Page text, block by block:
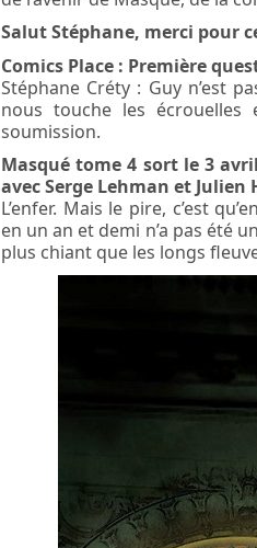
Salut Stéphane, merci pour
Comics Place : Première
Stéphane Créty : Guy n’est
nous touche les
soumission.
Masqué tome 4 sort le 3
avec Serge Lehman et Julien
L’enfer. Mais le pire, c’est
en un an et demi n’a pas été
plus chiant que les longs